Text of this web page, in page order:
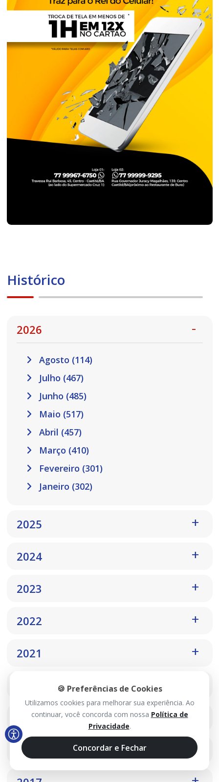
Histórico
2026
Agosto (114)
Julho (467)
Junho (485)
Maio (517)
Abril (457)
Março (410)
Fevereiro (301)
Janeiro (302)
2025
2024
2023
2022
2021
2019
2018
🍪 Preferências de Cookies
Utilizamos cookies para melhorar sua experiência. Ao
continuar, você concorda com nossa Política de
Privacidade.
Concordar e Fechar